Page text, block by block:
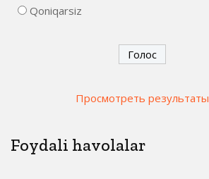
Qoniqarsiz
Просмотреть результаты
Foydali havolalar